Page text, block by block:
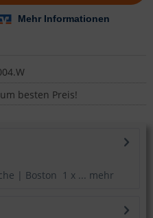
besten Preis!
| Boston 1 x ... mehr